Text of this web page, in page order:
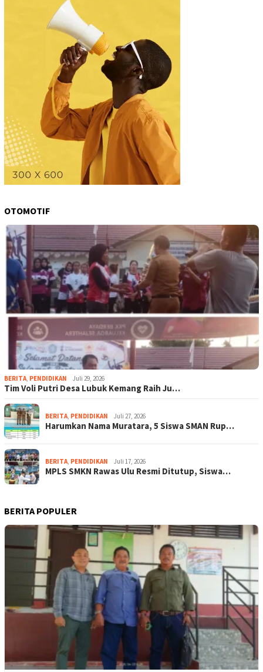
OTOMOTIF
BERITA PENDIDIKAN Juli 29, 2026
Tim Voli Putri Desa Lubuk Kemang Raih Ju…
BERITA PENDIDIKAN Juli 27, 2026
Harumkan Nama Muratara, 5 Siswa SMAN Rup…
BERITA PENDIDIKAN Juli 17, 2026
MPLS SMKN Rawas Ulu Resmi Ditutup, Siswa…
BERITA POPULER